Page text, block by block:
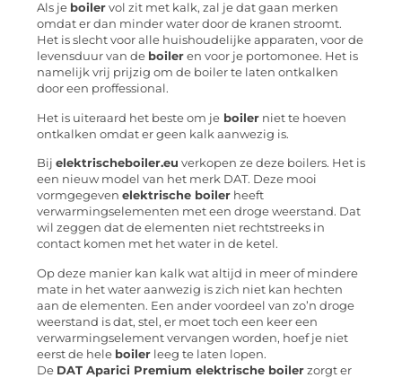
Als je boiler vol zit met kalk, zal je dat gaan merken
omdat er dan minder water door de kranen stroomt.
Het is slecht voor alle huishoudelijke apparaten, voor de
levensduur van de boiler en voor je portomonee. Het is
namelijk vrij prijzig om de boiler te laten ontkalken
door een proffessional.
Het is uiteraard het beste om je boiler niet te hoeven
ontkalken omdat er geen kalk aanwezig is.
Bij elektrischeboiler.eu verkopen ze deze boilers. Het is
een nieuw model van het merk DAT. Deze mooi
vormgegeven elektrische boiler heeft
verwarmingselementen met een droge weerstand. Dat
wil zeggen dat de elementen niet rechtstreeks in
contact komen met het water in de ketel.
Op deze manier kan kalk wat altijd in meer of mindere
mate in het water aanwezig is zich niet kan hechten
aan de elementen. Een ander voordeel van zo’n droge
weerstand is dat, stel, er moet toch een keer een
verwarmingselement vervangen worden, hoef je niet
eerst de hele boiler leeg te laten lopen.
De DAT Aparici Premium elektrische boiler zorgt er